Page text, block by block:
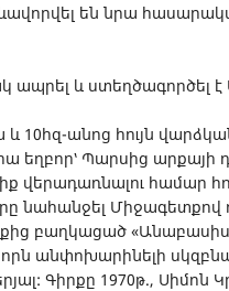
են նրա
և ստեղծագործել է
10հզ-անոց հույն
եղբոր՝ Պարսից արքայի
վերադառնալու համար
նահանջել Միջագետքով
բաղկացած
անփոխարինելի
Գիրքը 1970թ., Սիմոն